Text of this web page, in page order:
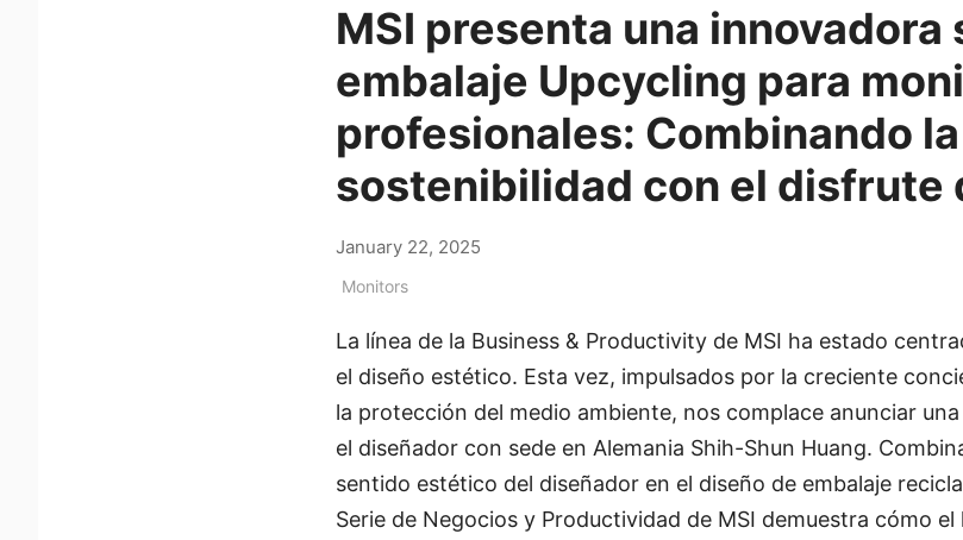
MSI presenta una innovadora
embalaje Upcycling para
profesionales: Combinando la
sostenibilidad con el disfrute
January 22, 2025
Monitors
La línea de la Business & Productivity de MSI ha estado
el diseño estético. Esta vez, impulsados por la creciente
la protección del medio ambiente, nos complace anunciar
el diseñador con sede en Alemania Shih-Shun Huang.
sentido estético del diseñador en el diseño de embalaje
Serie de Negocios y Productividad de MSI demuestra cómo